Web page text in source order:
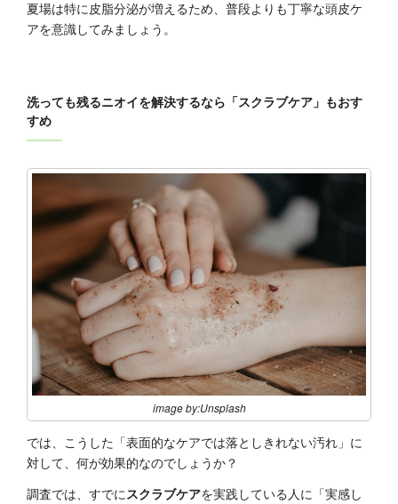
夏場は特に皮脂分泌が増えるため、普段よりも丁寧な頭皮ケ
アを意識してみましょう。
洗っても残るニオイを解決するなら「スクラブケア」もおす
すめ
image by:Unsplash
では、こうした「表面的なケアでは落としきれない汚れ」に
対して、何が効果的なのでしょうか？
調査では、すでにスクラブケアを実践している人に「実感し